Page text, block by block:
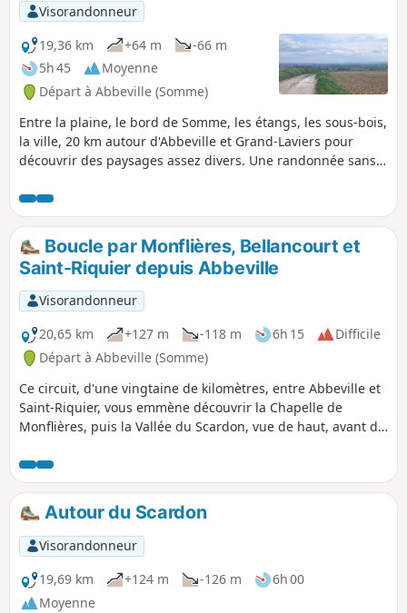
Visorandonneur
19,36 km
+64 m
-66 m
5h 45
Moyenne
Départ à Abbeville (Somme)
Entre la plaine, le bord de Somme, les étangs, les sous-bois,
la ville, 20 km autour d'Abbeville et Grand-Laviers pour
découvrir des paysages assez divers. Une randonnée sans
printemps (ou de toute autre saison pourvu que vous soyez
équipé en conséquence).
Boucle par Monflières, Bellancourt et
Saint-Riquier depuis Abbeville
Visorandonneur
20,65 km
+127 m -118 m 6h 15
Difficile
Départ à Abbeville (Somme)
Ce circuit, d'une vingtaine de kilomètres, entre Abbeville et
Saint-Riquier, vous emmène découvrir la Chapelle de
Monflières, puis la Vallée du Scardon, vue de haut, avant de
Autour du Scardon
Visorandonneur
19,69 km
+124 m -126 m
6h 00
Moyenne